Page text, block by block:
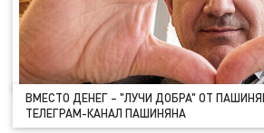
ВМЕСТО ДЕНЕГ – "ЛУЧИ ДОБРА" ОТ
ТЕЛЕГРАМ-КАНАЛ ПАШИНЯНА